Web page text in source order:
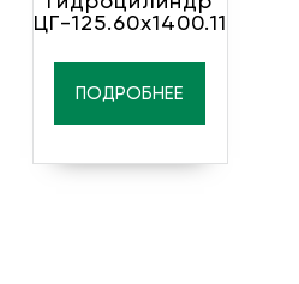
ЦГ-125.60х1400.11
ПОДРОБНЕЕ